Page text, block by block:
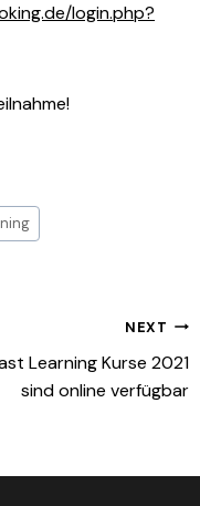
login.php?
NEXT
Learning Kurse 2021
sind online verfügbar